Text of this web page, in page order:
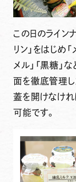
この日のライン
リン」をはじめ「
メル」「黒糖」
面を徹底管理
蓋を開けなけれ
可能です。